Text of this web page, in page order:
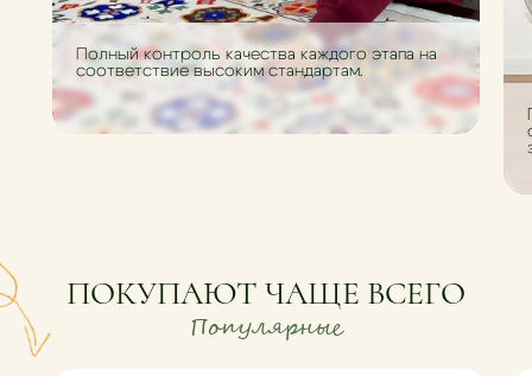
Полный контроль качества каждого этапа на
соответствие высоким стандартам.
Популярные
ПОКУПАЮТ ЧАЩЕ ВСЕГО